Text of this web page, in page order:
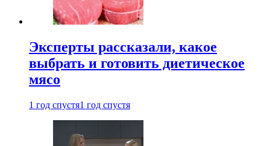
Эксперты рассказали, какое
выбрать и готовить диетическое
мясо
1 год спустя1 год спустя